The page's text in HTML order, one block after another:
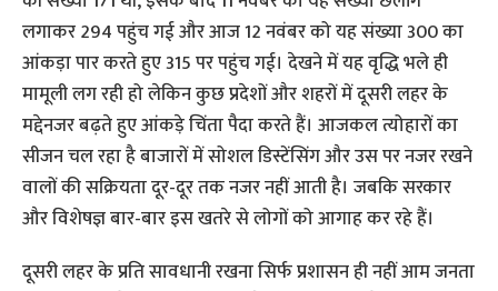
लगाकर 294 पहुंच गई और आज 12 नवंबर को यह संख्या 300 का
आंकड़ा पार करते हुए 315 पर पहुंच गई। देखने में यह वृद्धि भले ही
मामूली लग रही हो लेकिन कुछ प्रदेशों और शहरों में दूसरी लहर के
मद्देनजर बढ़ते हुए आंकड़े चिंता पैदा करते हैं। आजकल त्योहारों का
सीजन चल रहा है बाजारों में सोशल डिस्टेंसिंग और उस पर नजर रखने
वालों की सक्रियता दूर-दूर तक नजर नहीं आती है। जबकि सरकार
और विशेषज्ञ बार-बार इस खतरे से लोगों को आगाह कर रहे हैं।
दूसरी लहर के प्रति सावधानी रखना सिर्फ प्रशासन ही नहीं आम जनता